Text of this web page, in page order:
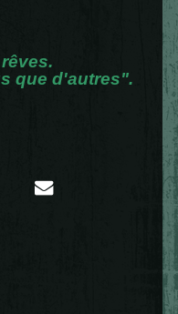
que d'autres".